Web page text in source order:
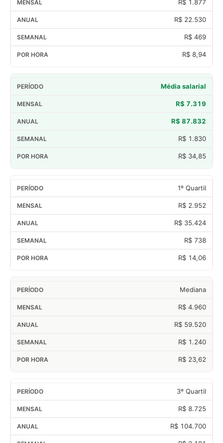
R$ 1.877
R$ 22.530
R$ 469
R$ 8,94
Média salarial
R$ 7.319
R$ 87.832
R$ 1.830
R$ 34,85
1º Quartil
R$ 2.952
R$ 35.424
R$ 738
R$ 14,06
Mediana
R$ 4.960
R$ 59.520
R$ 1.240
R$ 23,62
3º Quartil
R$ 8.725
R$ 104.700